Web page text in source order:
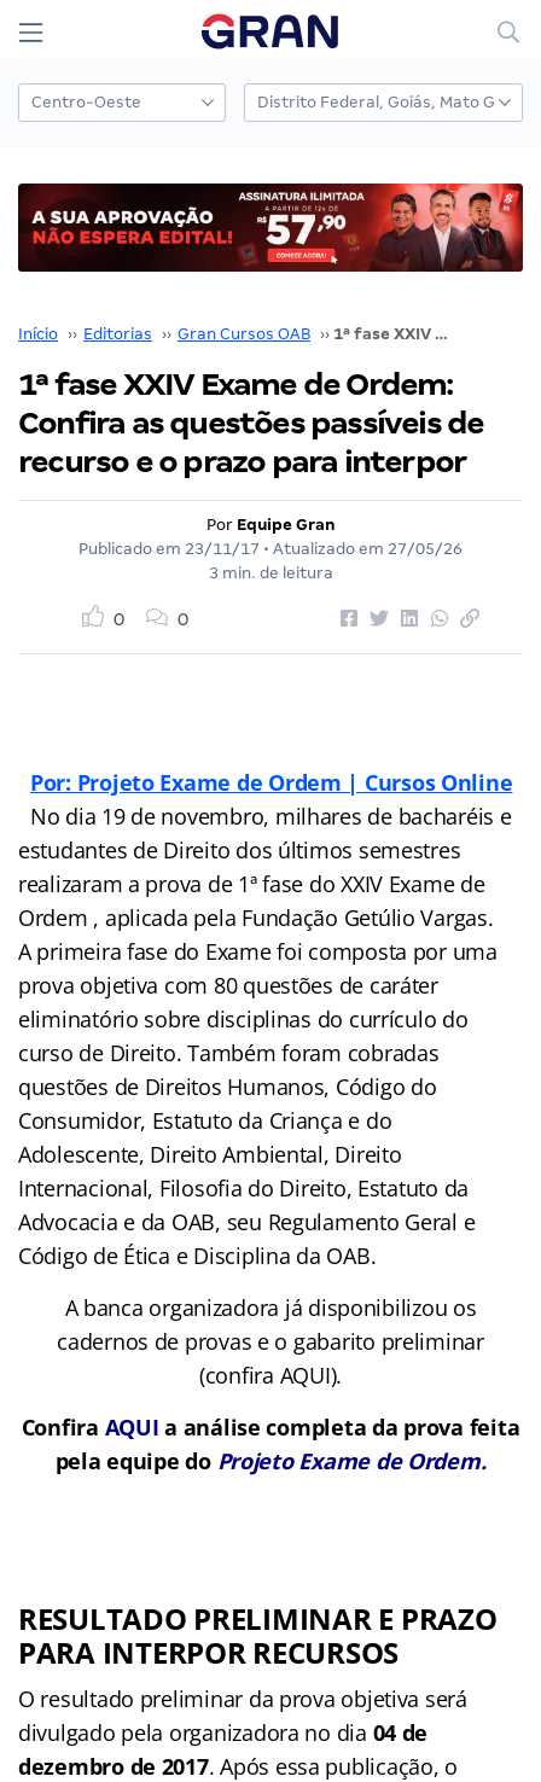
Início ›› Editorias ›› Gran Cursos OAB ›› 1ª fase XXIV Exame de Ordem: Confira as questões passíveis de recurso e o prazo para interpor
1ª fase XXIV Exame de Ordem:
Confira as questões passíveis de
recurso e o prazo para interpor
Por Equipe Gran
Publicado em 23/11/17 • Atualizado em 27/05/26
3 min. de leitura
0 0
Por: Projeto Exame de Ordem | Cursos Online
No dia 19 de novembro, milhares de bacharéis e
estudantes de Direito dos últimos semestres
realizaram a prova de 1ª fase do XXIV Exame de
Ordem , aplicada pela Fundação Getúlio Vargas.
A primeira fase do Exame foi composta por uma
prova objetiva com 80 questões de caráter
eliminatório sobre disciplinas do currículo do
curso de Direito. Também foram cobradas
questões de Direitos Humanos, Código do
Consumidor, Estatuto da Criança e do
Adolescente, Direito Ambiental, Direito
Internacional, Filosofia do Direito, Estatuto da
Advocacia e da OAB, seu Regulamento Geral e
Código de Ética e Disciplina da OAB.
A banca organizadora já disponibilizou os
cadernos de provas e o gabarito preliminar
(confira AQUI).
Confira AQUI a análise completa da prova feita
pela equipe do Projeto Exame de Ordem.
RESULTADO PRELIMINAR E PRAZO
PARA INTERPOR RECURSOS
O resultado preliminar da prova objetiva será
divulgado pela organizadora no dia 04 de
dezembro de 2017. Após essa publicação, o